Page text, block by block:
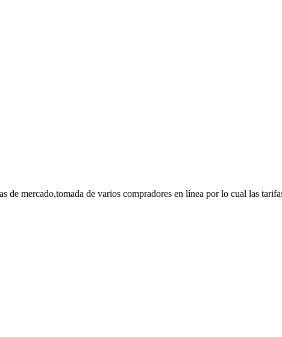
de mercado,tomada de varios compradores en línea por lo cual las